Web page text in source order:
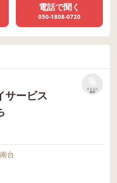
電話で聞く
050-1808-0720
サービス
リストに
保存
台